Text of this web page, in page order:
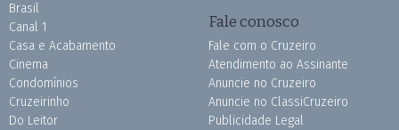
Brasil
Canal 1
Casa e Acabamento
Cinema
Condomínios
Cruzeirinho
Do Leitor
Fale conosco
Fale com o Cruzeiro
Atendimento ao Assinante
Anuncie no Cruzeiro
Anuncie no ClassiCruzeiro
Publicidade Legal